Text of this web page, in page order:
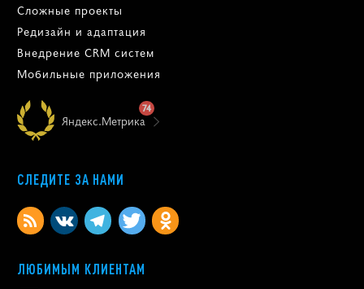
Сложные проекты
Редизайн и адаптация
Внедрение CRM систем
Мобильные приложения
Яндекс.Метрика
74
СЛЕДИТЕ ЗА НАМИ
ЛЮБИМЫМ КЛИЕНТАМ